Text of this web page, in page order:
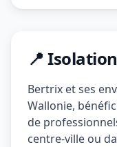
📍
Bertrix et ses
Wallonie,
de
centre-ville ou